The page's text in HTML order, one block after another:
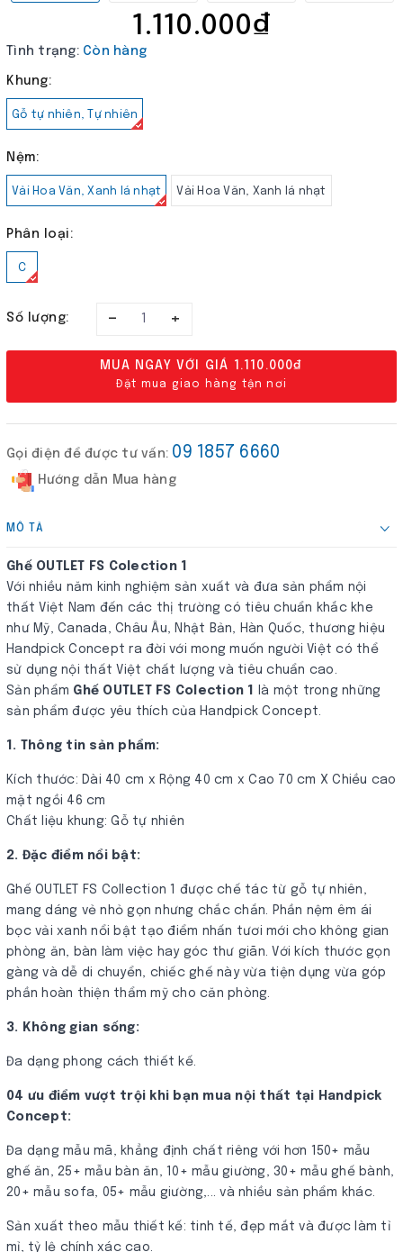
1.110.000₫
Tình trạng: Còn hàng
Khung:
Gỗ tự nhiên, Tự nhiên
Nệm:
Vải Hoa Văn, Xanh lá nhạt Vải Hoa Văn, Xanh lá nhạt
Phân loại:
C
Số lượng: – +
MUA NGAY VỚI GIÁ 1.110.000₫
Đặt mua giao hàng tận nơi
Gọi điện để được tư vấn: 09 1857 6660
Hướng dẫn Mua hàng
MÔ TẢ
Ghế OUTLET FS Colection 1
Với nhiều năm kinh nghiệm sản xuất và đưa sản phẩm nội
thất Việt Nam đến các thị trường có tiêu chuẩn khắc khe
như Mỹ, Canada, Châu Âu, Nhật Bản, Hàn Quốc, thương hiệu
Handpick Concept ra đời với mong muốn người Việt có thể
sử dụng nội thất Việt chất lượng và tiêu chuẩn cao.
Sản phẩm Ghế OUTLET FS Colection 1
là một trong những
sản phẩm được yêu thích của Handpick Concept.
1. Thông tin sản phẩm:
Kích thước: Dài 40 cm x Rộng 40 cm x Cao 70 cm X Chiều cao
mặt ngồi 46 cm
Chất liệu khung: Gỗ tự nhiên
2. Đặc điểm nổi bật:
Ghế OUTLET FS Collection 1 được chế tác từ gỗ tự nhiên,
mang dáng vẻ nhỏ gọn nhưng chắc chắn. Phần nệm êm ái
bọc vải xanh nổi bật tạo điểm nhấn tươi mới cho không gian
phòng ăn, bàn làm việc hay góc thư giãn. Với kích thước gọn
gàng và dễ di chuyển, chiếc ghế này vừa tiện dụng vừa góp
phần hoàn thiện thẩm mỹ cho căn phòng.
3. Không gian sống:
Đa dạng phong cách thiết kế.
04 ưu điểm vượt trội khi bạn mua nội thất tại Handpick
Concept:
Đa dạng mẫu mã, khẳng định chất riêng với hơn 150+ mẫu
ghế ăn, 25+ mẫu bàn ăn, 10+ mẫu giường, 30+ mẫu ghế bành,
20+ mẫu sofa, 05+ mẫu giường,... và nhiều sản phẩm khác.
Sản xuất theo mẫu thiết kế: tinh tế, đẹp mắt và được làm tỉ
mỉ, tỷ lệ chính xác cao.